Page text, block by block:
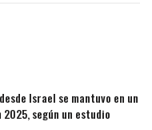
Israel se mantuvo en un
según un estudio